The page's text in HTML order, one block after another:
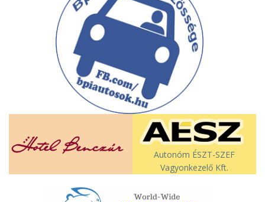
Autonóm ÉSZT-SZEF
Vagyonkezelő Kft.